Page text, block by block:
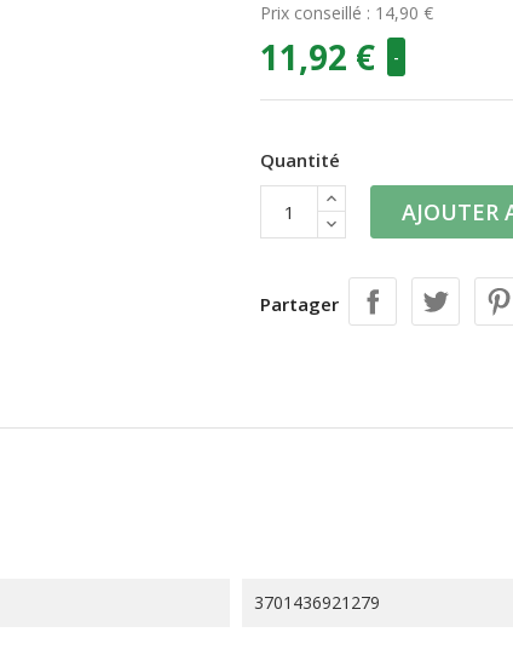
Prix conseillé : 14,90 €
11,92 € -
Quantité
AJOUTER
Partager
3701436921279